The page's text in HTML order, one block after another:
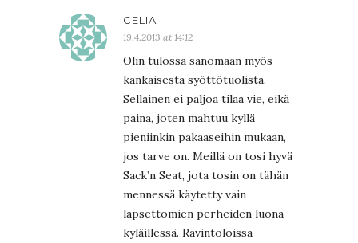
CELIA
19.4.2013 at 14:12
Olin tulossa sanomaan myös
kankaisesta syöttötuolista.
Sellainen ei paljoa tilaa vie, eikä
paina, joten mahtuu kyllä
pieniinkin pakaaseihin mukaan,
jos tarve on. Meillä on tosi hyvä
Sack’n Seat, jota tosin on tähän
mennessä käytetty vain
lapsettomien perheiden luona
kyläillessä. Ravintoloissa